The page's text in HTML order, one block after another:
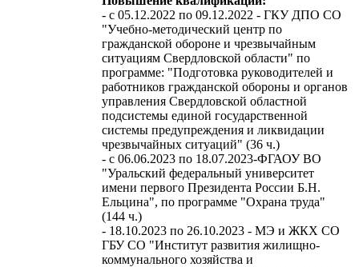
- с 05.12.2022 по 09.12.2022 - ГКУ ДПО СО
"Учебно-методический центр по
гражданской обороне и чрезвычайным
ситуациям Свердловской области" по
программе: "Подготовка руководителей и
работников гражданской обороны и органов
управления Свердловской областной
подсистемы единой государственной
системы предупреждения и ликвидации
чрезвычайных ситуаций" (36 ч.)
- с 06.06.2023 по 18.07.2023-ФГАОУ ВО
"Уральский федеральный университет
имени первого Президента России Б.Н.
Ельцина", по программе "Охрана труда"
(144 ч.)
- 18.10.2023 по 26.10.2023 - МЭ и ЖКХ СО
ГБУ СО "Институт развития жилищно-
коммунального хозяйства и